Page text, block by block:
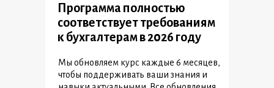
Мы обновляем курс каждые 6 месяцев,
чтобы поддерживать ваши знания и
Программа полностью
соответствует требованиям
к бухгалтерам в 2026 году